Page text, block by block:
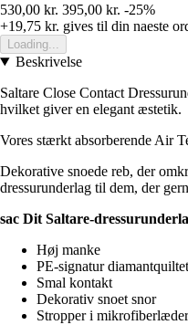
530,00 kr. 395,00 kr. -25%
+19,75 kr. gives til din naeste
Loading...
Beskrivelse
Saltare Close Contact
hvilket giver en elegant æstetik.
Vores stærkt absorberende Air
Dekorative snoede reb, der
dressurunderlag til dem, der
sac Dit Saltare-
Høj manke
PE-signatur
Smal kontakt
Dekorativ snoet snor
Stropper i mikrofiberlæder